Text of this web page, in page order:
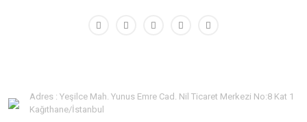
Adres : Yeşilce Mah. Yunus Emre Cad. Nil Ticaret Merkezi No:8 Kat 1
Kağıthane/İstanbul